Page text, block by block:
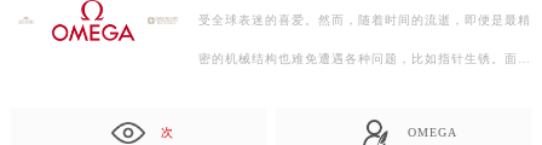
受全球表迷的喜爱。然而，随着时间的流逝，即便是最精
密的机械结构也难免遭遇各种问题，比如指针生锈。面对
次 OMEGA